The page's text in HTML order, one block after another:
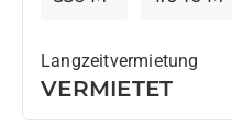
Langzeitvermietung
VERMIETET